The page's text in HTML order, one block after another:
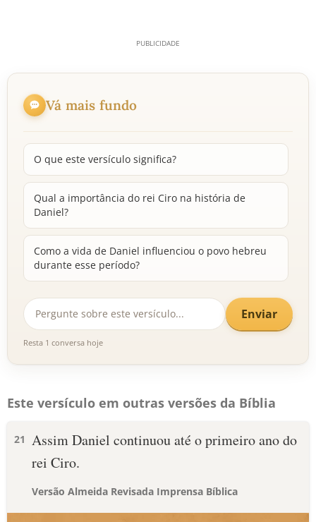
Vá mais fundo
O que este versículo significa?
Qual a importância do rei Ciro na história de
Daniel?
Como a vida de Daniel influenciou o povo hebreu
durante esse período?
Enviar
Resta 1 conversa hoje
Este versículo em outras versões da Bíblia
21 Assim Daniel continuou até o primeiro ano do
rei Ciro.
Versão Almeida Revisada Imprensa Bíblica